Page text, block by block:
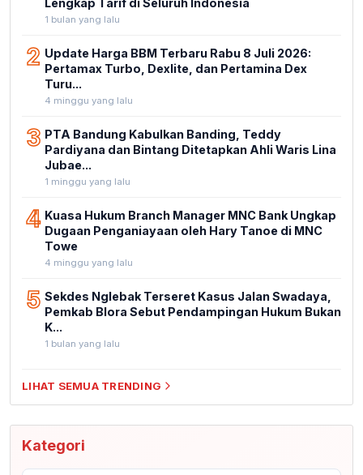
Lengkap Tarif di Seluruh Indonesia
1 bulan yang lalu
2 Update Harga BBM Terbaru Rabu 8 Juli 2026:
Pertamax Turbo, Dexlite, dan Pertamina Dex
Turu...
4 minggu yang lalu
3 PTA Bandung Kabulkan Banding, Teddy
Pardiyana dan Bintang Ditetapkan Ahli Waris Lina
Jubae...
1 minggu yang lalu
4 Kuasa Hukum Branch Manager MNC Bank Ungkap
Dugaan Penganiayaan oleh Hary Tanoe di MNC
Towe
4 minggu yang lalu
5 Sekdes Nglebak Terseret Kasus Jalan Swadaya,
Pemkab Blora Sebut Pendampingan Hukum Bukan
K...
1 bulan yang lalu
LIHAT SEMUA TRENDING
Kategori